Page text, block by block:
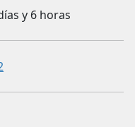
y 6 horas